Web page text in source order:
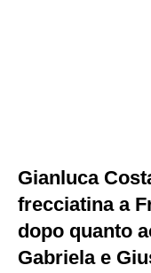
Gianluca
frecciatina a
dopo quanto
Gabriela e